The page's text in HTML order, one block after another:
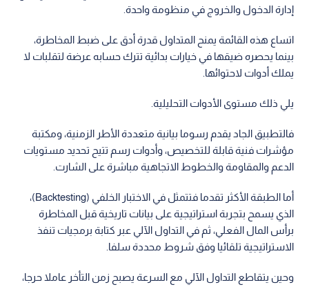
إدارة الدخول والخروج في منظومة واحدة.
اتساع هذه القائمة يمنح المتداول قدرة أدق على ضبط المخاطرة،
بينما يحصره ضيقها في خيارات بدائية تترك حسابه عرضة لتقلبات لا
يملك أدوات لاحتوائها.
يلي ذلك مستوى الأدوات التحليلية.
فالتطبيق الجاد يقدم رسوما بيانية متعددة الأطر الزمنية، ومكتبة
مؤشرات فنية قابلة للتخصيص، وأدوات رسم تتيح تحديد مستويات
الدعم والمقاومة والخطوط الاتجاهية مباشرة على الشارت.
أما الطبقة الأكثر تقدما فتتمثل في الاختبار الخلفي (Backtesting)،
الذي يسمح بتجربة استراتيجية على بيانات تاريخية قبل المخاطرة
برأس المال الفعلي، ثم في التداول الآلي عبر كتابة برمجيات تنفذ
الاستراتيجية تلقائيا وفق شروط محددة سلفا.
وحين يتقاطع التداول الآلي مع السرعة يصبح زمن التأخر عاملا حرجا،